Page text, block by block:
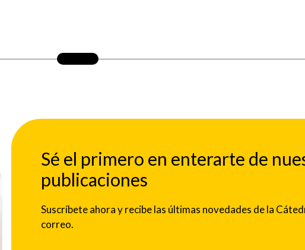
Sé el primero en enterarte de
publicaciones
Suscríbete ahora y recibe las últimas novedades de la
correo.